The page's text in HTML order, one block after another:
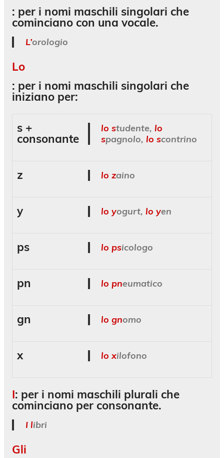
: per i nomi maschili singolari che
cominciano con una vocale.
L’orologio
Lo
: per i nomi maschili singolari che
iniziano per:
s +
consonante
lo studente, lo
spagnolo,lo scontrino
z lo zaino
y lo yogurt, lo yen
ps lo psicologo
pn lo pneumatico
gn lo gnomo
x lo xilofono
I: per i nomi maschili plurali che
cominciano per consonante.
I libri
Gli